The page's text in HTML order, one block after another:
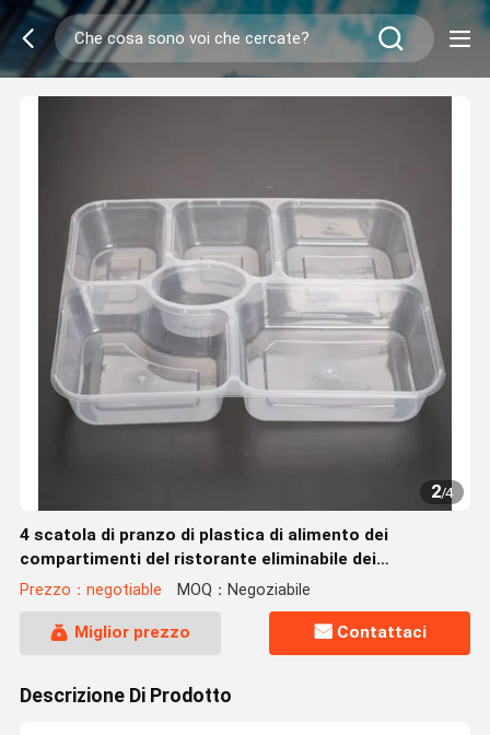
2/4
4 scatola di pranzo di plastica di alimento dei
compartimenti del ristorante eliminabile dei
contenitori pp
Prezzo：negotiable MOQ：Negoziabile
Miglior prezzo Contattaci
Descrizione Di Prodotto